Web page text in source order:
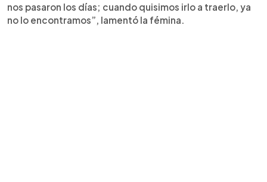
nos pasaron los días; cuando quisimos irlo a traerlo, ya
no lo encontramos”, lamentó la fémina.